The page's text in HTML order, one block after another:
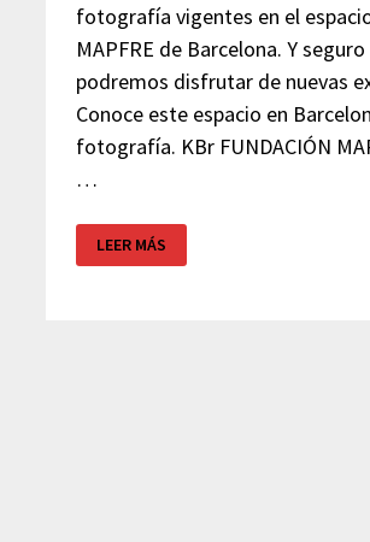
fotografía vigentes en el
MAPFRE de Barcelona. Y
podremos disfrutar de nuevas
Conoce este espacio en
fotografía. KBr FUNDACIÓN
…
KBR
FOTOGRAFÍA
MAPFRE
LEER MÁS